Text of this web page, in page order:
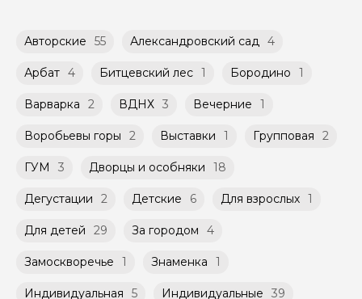
обсудить с гидом заранее.
заблаговременно до начала путешествия,
указанной на странице самого тура и
Агрегатором дополнительного соглашения
к Оферте Сервиса.
Способы оплаты на сайте: Картой
российского банка можно оплатить любую
экскурсию.
Групповые экскурсии проходят по
Помимо Вас, на групповой экскурсии могут
быть незнакомые для Вас люди.
Мини-группы проводятся на тех же
условиях, что и групповые, но с количество
участников ограничено (группа может быть
Авторские 55 Александровский сад 4
Арбат 4 Битцевский лес 1 Бородино 1
Варварка 2 ВДНХ 3 Вечерние 1
Воробьевы горы 2 Выставки 1 Групповая 2
ГУМ 3 Дворцы и особняки 18
Дегустации 2 Детские 6 Для взрослых 1
Для детей 29 За городом 4
Замоскворечье 1 Знаменка 1
Индивидуальная 5 Индивидуальные 39